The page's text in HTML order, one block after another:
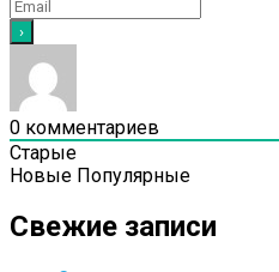
0 комментариев
Старые
Новые Популярные
Свежие записи